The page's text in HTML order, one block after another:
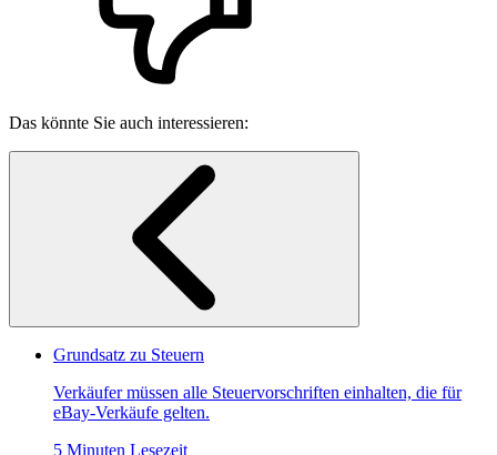
Das könnte Sie auch interessieren:
Grundsatz zu Steuern
Verkäufer müssen alle Steuervorschriften einhalten, die für
eBay-Verkäufe gelten.
5 Minuten Lesezeit